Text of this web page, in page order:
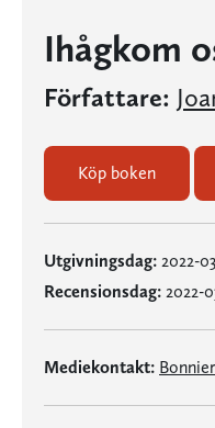
Ihågkom
Författare:
Köp boken
Utgivningsdag: 2022-
Recensionsdag: 2022-
Mediekontakt: